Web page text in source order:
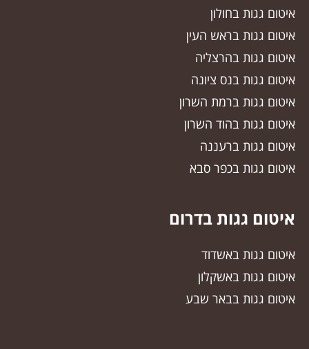
איטום גגות בחולון
איטום גגות בראש העין
איטום גגות בהרצליה
איטום גגות בנס ציונה
איטום גגות ברמת השרון
איטום גגות בהוד השרון
איטום גגות ברעננה
איטום גגות בכפר סבא
איטום גגות בדרום
איטום גגות באשדוד
איטום גגות באשקלון
איטום גגות בבאר שבע